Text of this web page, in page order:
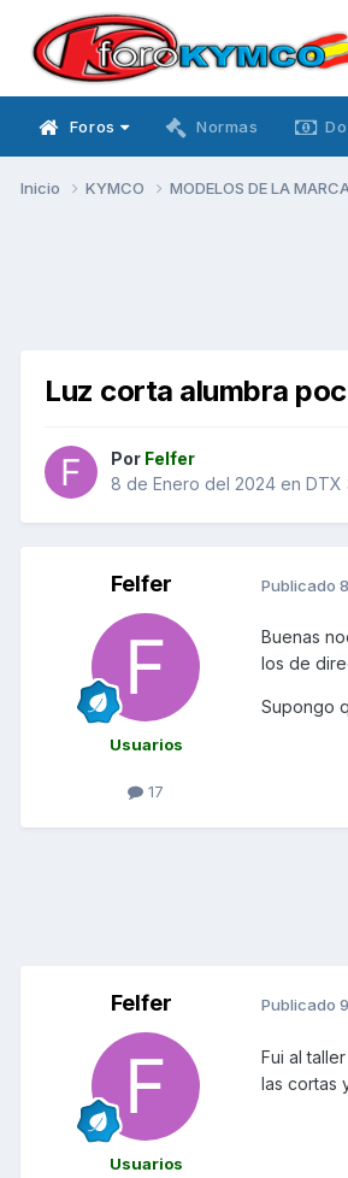
Foros Normas
Inicio KYMCO MODELOS DE LA
Luz corta alumbra
Por Felfer
8 de Enero del 2024 en DTX
Felfer
Usuarios
17
Publicado
Buenas
los de
Supongo
Felfer
Usuarios
Publicado
Fui al
las cortas